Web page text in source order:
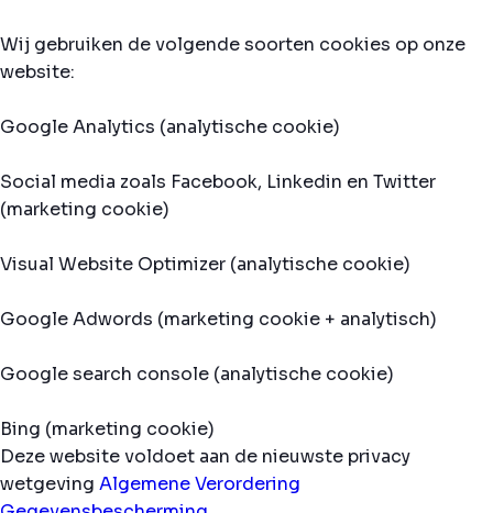
Wij gebruiken de volgende soorten cookies op onze
website:
Google Analytics (analytische cookie)
Social media zoals Facebook, Linkedin en Twitter
(marketing cookie)
Visual Website Optimizer (analytische cookie)
Google Adwords (marketing cookie + analytisch)
Google search console (analytische cookie)
Bing (marketing cookie)
Deze website voldoet aan de nieuwste privacy
wetgeving Algemene Verordering